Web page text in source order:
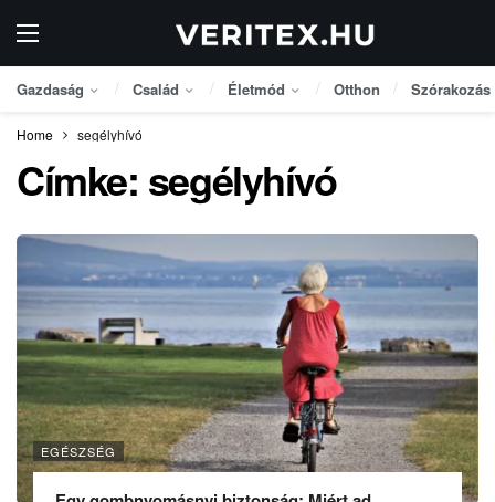
Gazdaság Család Életmód Otthon Szórakozás
Home segélyhívó
Címke: segélyhívó
EGÉSZSÉG